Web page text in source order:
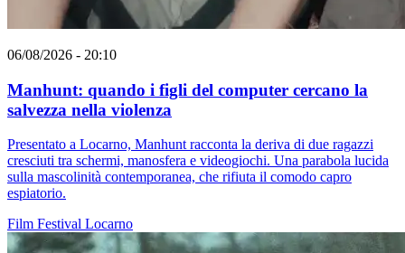
06/08/2026 - 20:10
Manhunt: quando i figli del computer cercano la
salvezza nella violenza
Presentato a Locarno, Manhunt racconta la deriva di due ragazzi
cresciuti tra schermi, manosfera e videogiochi. Una parabola lucida
sulla mascolinità contemporanea, che rifiuta il comodo capro
espiatorio.
Film Festival Locarno